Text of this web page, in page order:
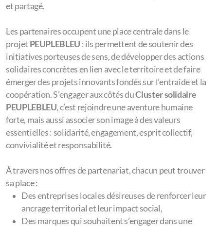
et partagé.
Les partenaires occupent une place centrale dans le
projet PEUPLEBLEU : ils permettent de soutenir des
initiatives porteuses de sens, de développer des actions
solidaires concrètes en lien avec le territoire et de faire
émerger des projets innovants fondés sur l’entraide et la
coopération. S’engager aux côtés duCluster solidaire
PEUPLEBLEU, c’est rejoindre une aventure humaine
forte, mais aussi associer son image à des valeurs
essentielles : solidarité, engagement, esprit collectif,
convivialité et responsabilité.
À travers nos offres de partenariat, chacun peut trouver
sa place :
Des entreprises locales désireuses de renforcer leur
ancrage territorial et leur impact social,
Des marques qui souhaitent s’engager dans une